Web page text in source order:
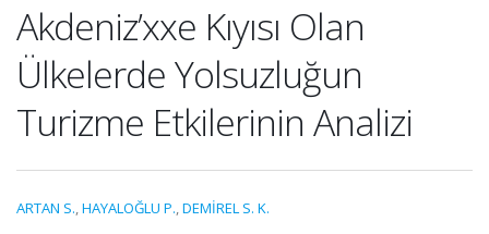
Akdeniz’xxe Kıyısı Olan
Ülkelerde Yolsuzluğun
Turizme Etkilerinin Analizi
ARTAN S.,HAYALOĞLU P.,DEMİREL S. K.